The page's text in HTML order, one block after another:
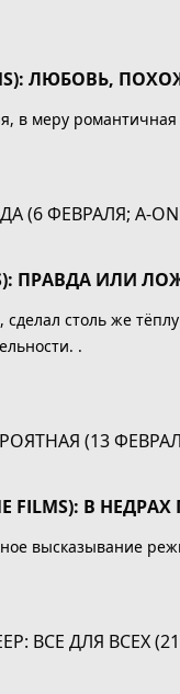
ЛЮБОВЬ,
в меру
ПРАВДА ИЛИ
сделал столь же
.
FILMS): В
высказывание